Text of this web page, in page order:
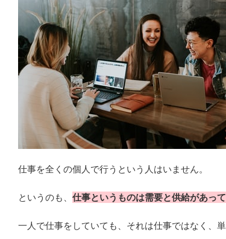
仕事を全くの個人で行うという人はいません。
というのも、 仕事というものは需要と供給があっ
一人で仕事をしていても、それは仕事ではなく、